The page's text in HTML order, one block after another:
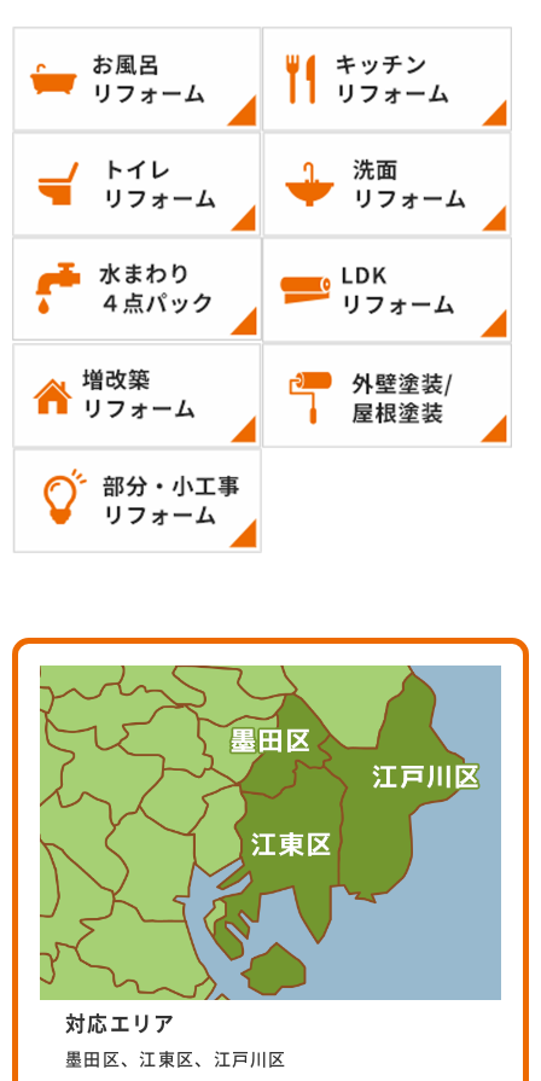
対応エリア
墨田区、江東区、江戸川区